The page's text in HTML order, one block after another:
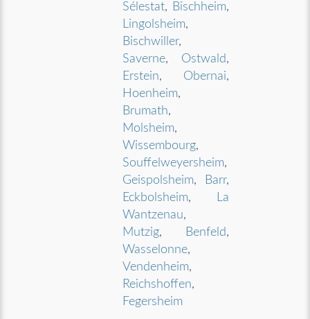
Sélestat, Bischheim,
Lingolsheim,
Bischwiller,
Saverne, Ostwald,
Erstein, Obernai,
Hoenheim,
Brumath,
Molsheim,
Wissembourg,
Souffelweyersheim,
Geispolsheim, Barr,
Eckbolsheim,
La
Wantzenau,
Mutzig, Benfeld,
Wasselonne,
Vendenheim,
Reichshoffen,
Fegersheim